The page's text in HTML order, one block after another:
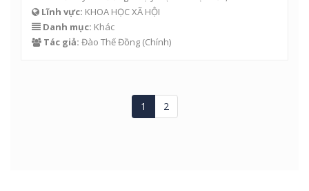
Lĩnh vực: KHOA HỌC XÃ HỘI
Danh mục: Khác
Tác giả: Đào Thế Đồng (Chính)
1 2